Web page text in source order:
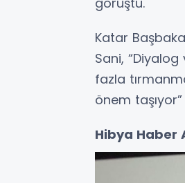
Katar
Sani,
fazla
önem
Hibya Haber